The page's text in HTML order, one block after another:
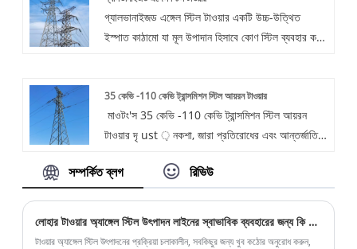
করে। তাদের নির্ভুল-নির্মিত নকশা বিরামবিহীন সমাবেশের সুবিধা
দেয়, বিশ্বব্যাপী পাওয়ার ইউটিলিটিগুলির জন্য তাদের পছন্দের
গ্যালভানাইজড এঙ্গেল স্টিল টাওয়ার একটি উচ্চ-উত্থিত
ইস্পাত কাঠামো যা মূল উপাদান হিসাবে কোণ স্টিল ব্যবহার করে
পাওয়ার ট্রান্সমিশন, যোগাযোগ বেস স্টেশনগুলি, রেডিও এবং
টেলিভিশন, বায়ু শক্তি উত্পাদন এবং অন্যান্য ক্ষেত্রগুলিতে
ব্যাপকভাবে ব্যবহৃত হয় এবং এতে স্থিতিশীল কাঠামো, জারা
35 কেভি -110 কেভি ট্রান্সমিশন স্টিল আয়রন টাওয়ার
‌ মাওটং'স 35 কেভি -110 কেভি ট্রান্সমিশন স্টিল আয়রন
টাওয়ার দৃ ust ় নকশা, জারা প্রতিরোধের এবং আন্তর্জাতিক
করে। গ্রিড অবকাঠামোর জন্য আদর্শ, সুরক্ষা এবং দক্ষতা
সম্পর্কিত ব্লগ রিভিউ
লোহার টাওয়ার অ্যাঙ্গেল স্টিল উৎপাদন লাইনের স্বাভাবিক ব্যবহারের জন্য কি শর্ত পূরণ করতে হবে?
টাওয়ার অ্যাঙ্গেল স্টিল উৎপাদনের প্রক্রিয়া চলাকালীন, সবকিছুর জন্য খুব কঠোর অনুরোধ করুন,